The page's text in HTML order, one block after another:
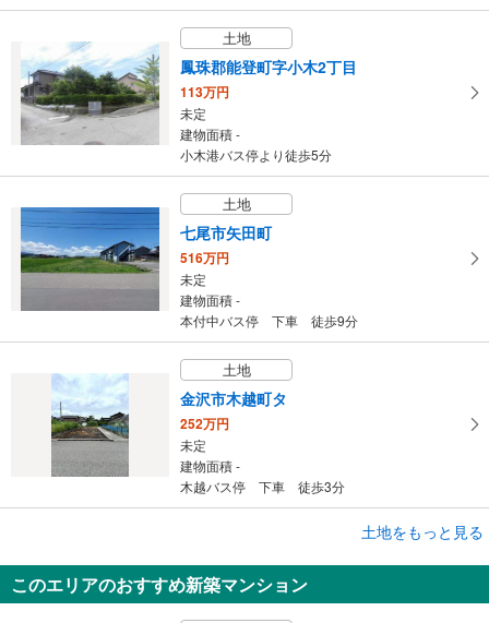
土地
鳳珠郡能登町字小木2丁目
113万円
未定
建物面積 -
小木港バス停より徒歩5分
土地
七尾市矢田町
516万円
未定
建物面積 -
本付中バス停 下車 徒歩9分
土地
金沢市木越町タ
252万円
未定
建物面積 -
木越バス停 下車 徒歩3分
七尾市小丸山台1丁目
912万円
土地をもっと見る
このエリアのおすすめ新築マンション